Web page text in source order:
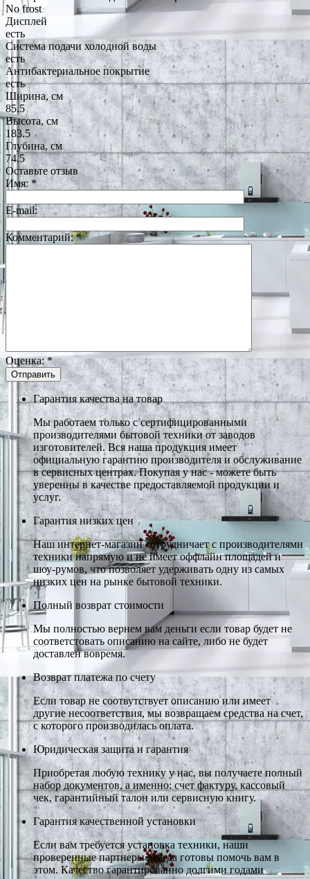
No frost
Дисплей
есть
Система подачи холодной воды
есть
Антибактериальное покрытие
есть
Ширина, см
85.5
Высота, см
183.5
Глубина, см
74.5
Оставьте отзыв
Имя: *
E-mail:
Комментарий:*
Оценка:*
Гарантия качества на товар
Мы работаем только с сертифицированными
производителями бытовой техники от заводов
изготовителей. Вся наша продукция имеет
официальную гарантию производителя и обслуживание
в сервисных центрах. Покупая у нас - можете быть
уверенны в качестве предоставляемой продукции и
услуг.
Гарантия низких цен
Наш интернет-магазин сотрудничает с производителями
техники напрямую и не имеет оффлайн площадей и
шоу-румов, что позволяет удерживать одну из самых
низких цен на рынке бытовой техники.
Полный возврат стоимости
Мы полностью вернем вам деньги если товар будет не
соответстовать описанию на сайте, либо не будет
доставлен вовремя.
Возврат платежа по счету
Если товар не соотвутствует описанию или имеет
другие несоответствия, мы возвращаем средства на счет,
с которого производилась оплата.
Юридическая защита и гарантия
Приобретая любую технику у нас, вы получаете полный
набор документов, а именно: счет фактуру, кассовый
чек, гарантийный талон или сервисную книгу.
Гарантия качественной установки
Если вам требуется установка техники, наши
проверенные партнеры всегда готовы помочь вам в
этом. Качество гарантированно долгими годами